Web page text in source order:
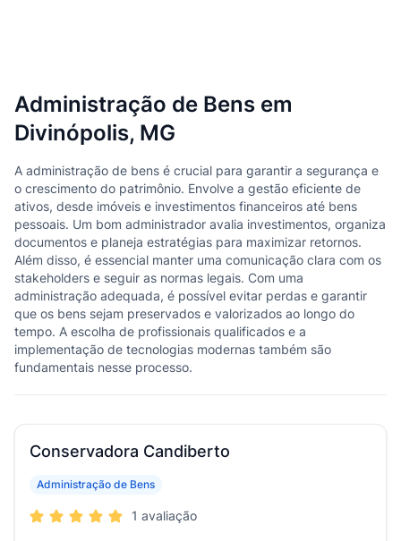
Administração de Bens em
Divinópolis, MG
A administração de bens é crucial para garantir a segurança e
o crescimento do patrimônio. Envolve a gestão eficiente de
ativos, desde imóveis e investimentos financeiros até bens
pessoais. Um bom administrador avalia investimentos, organiza
documentos e planeja estratégias para maximizar retornos.
Além disso, é essencial manter uma comunicação clara com os
stakeholders e seguir as normas legais. Com uma
administração adequada, é possível evitar perdas e garantir
que os bens sejam preservados e valorizados ao longo do
tempo. A escolha de profissionais qualificados e a
implementação de tecnologias modernas também são
fundamentais nesse processo.
Conservadora Candiberto
Administração de Bens
1 avaliação